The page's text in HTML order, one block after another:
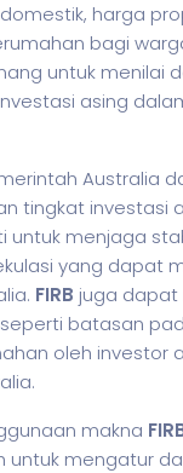
harga
bagi
untuk menilai
asing
Australia
tingkat investasi
untuk menjaga
yang dapat
FIRB juga dapat
seperti batasan
oleh investor
makna
untuk mengatur